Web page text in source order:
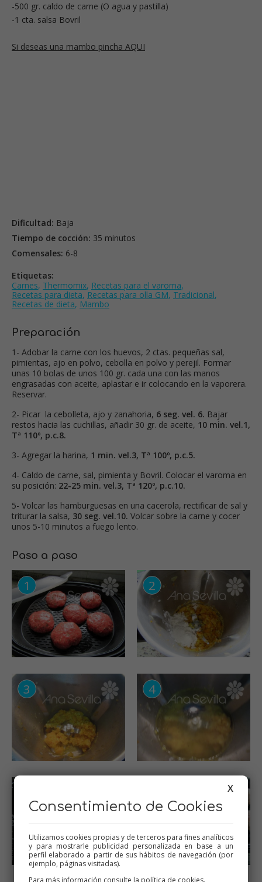
-500 gr. caldo de carne (O agua y pastilla)
-1 cta. salsa Bovril
Si deseas una mambo pincha AQUI
Dificultad: Baja
Tiempo de cocción: 35 minutos
Comensales: 6-8
Etiquetas:
Carnes, Thermomix, Recetas para el varoma,
Recetas para dieta, Recetas para olla GM, Tradicional,
Recetas de dieta, Mambo
Preparación
1- Adobar la carne con los huevos, 2 ctas. pequeñas sal,
pimientas, ajo en polvo, cebolla en polvo y perejil. Formar
unas 10 bolas de unos 100 gr. cada una con las manos
engrasadas con aceite, aplastar e ir colocando en la vaporera.
Reservar.
2- Picar la cebolleta, ajo y zanahoria, 6 seg. vel. 6. Bajar
restos hacia las cuchillas, añadir 30 gr. de aceite, 10 min. vel.1,
Tª 110º, p.c.8.
3- Agregar la harina, 1 min. vel.3, Tª 100º, p.c.5.
4- Caldo de carne, sal, pimienta y Bovril. Colocar el varoma en
su posición: 22-25 min. vel.3, Tª 120º, p.c.10.
5- Volcar las hamburguesas en una cacerola, rectificar de sal y
triturar la salsa, 30 seg. vel.10. Volcar sobre la carne y cocer
unos 5-10 minutos a fuego lento.
Paso a paso
X
Consentimiento de Cookies
Utilizamos cookies propias y de terceros para fines analíticos
y para mostrarle publicidad personalizada en base a un
perfil elaborado a partir de sus hábitos de navegación (por
ejemplo, páginas visitadas).
Para más información consulte la política de cookies.